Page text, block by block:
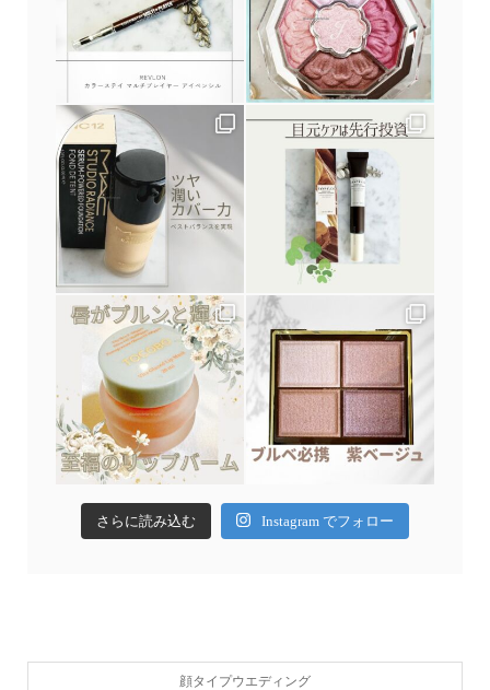
さらに読み込む Instagram でフォロー
顔タイプウエディング